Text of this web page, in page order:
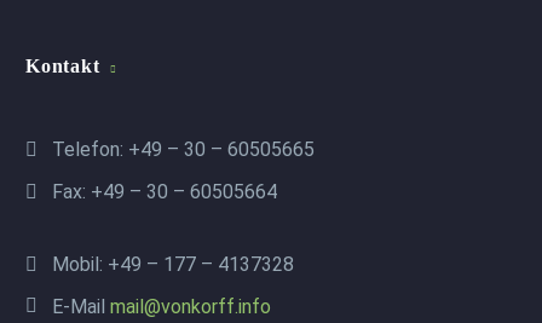
Kontakt
Telefon: +49 – 30 – 60505665
Fax: +49 – 30 – 60505664
Mobil: +49 – 177 – 4137328
E-Mail mail@vonkorff.info